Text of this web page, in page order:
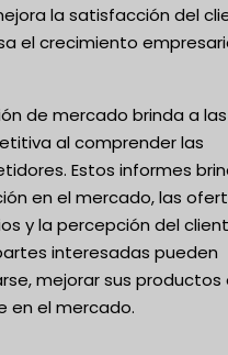
la satisfacción del
el crecimiento
de mercado brinda a las
al comprender las
Estos informes
en el mercado, las
y la percepción del
interesadas pueden
mejorar sus productos
en el mercado.